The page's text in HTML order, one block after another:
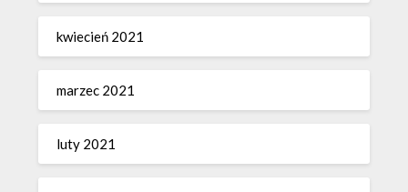
kwiecień 2021
marzec 2021
luty 2021